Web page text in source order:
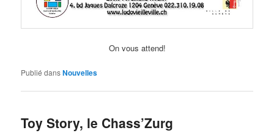
On vous attend!
Publié dansNouvelles
Toy Story, le Chass’Zurg